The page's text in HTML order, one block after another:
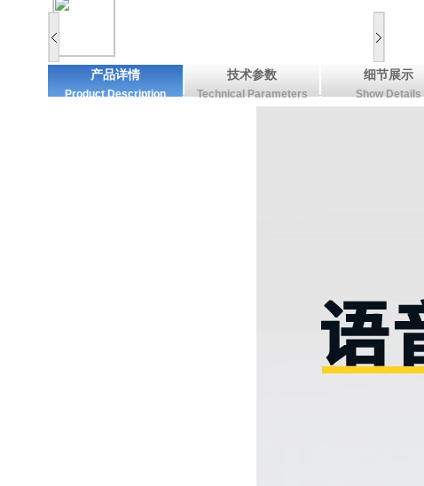
产品详情
Product Description
技术参数
Technical Parameters
细节展示
Show Details